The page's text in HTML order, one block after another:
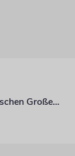
Die Netanjahu-Regierung will offenbar die Zuwanderung von Menschen mit nur einem jüdischen Großelternteil unterbinden